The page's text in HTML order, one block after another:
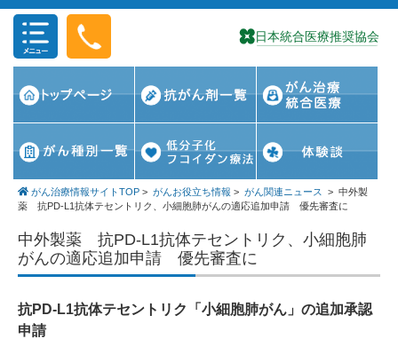
コンテンツに移動
がん治療情報サイトTOP >がんお役立ち情報 >がん関連ニュース >中外製
薬 抗PD-L1抗体テセントリク、小細胞肺がんの適応追加申請 優先審査に
中外製薬 抗PD-L1抗体テセントリク、小細胞肺
がんの適応追加申請 優先審査に
抗PD-L1抗体テセントリク「小細胞肺がん」の追加承認
申請